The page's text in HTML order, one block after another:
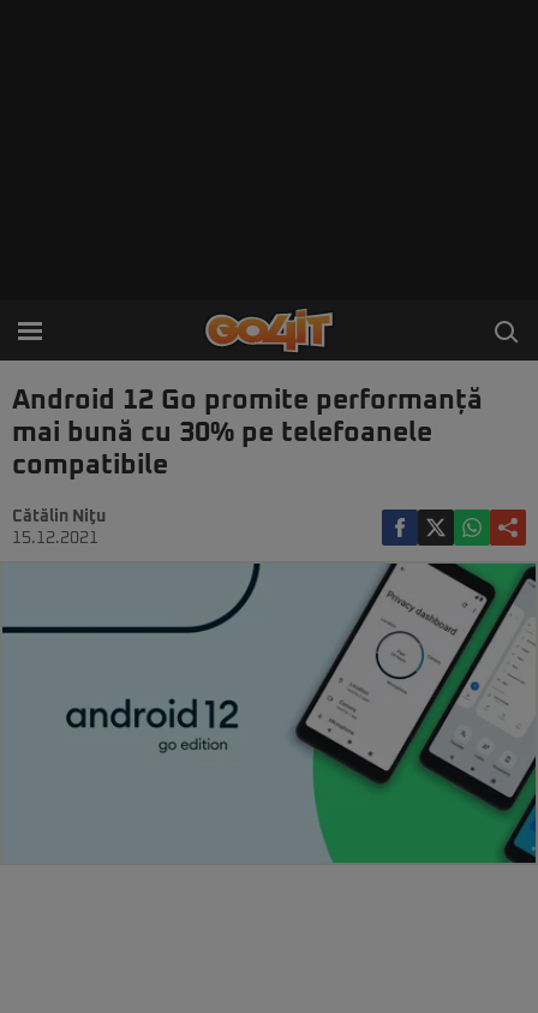
Android 12 Go promite performanță
mai bună cu 30% pe telefoanele
compatibile
Cătălin Niţu
15.12.2021